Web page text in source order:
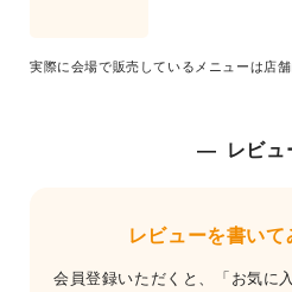
実際に会場で販売しているメニューは店
レビュ
レビューを書いて
会員登録いただくと、「お気に